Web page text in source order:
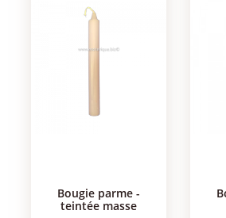
bougie parme -
teintée masse
bougie argent -